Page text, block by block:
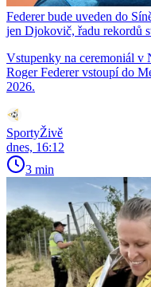
Federer bude uveden do
jen Djokovič, řadu rekordů
Vstupenky na ceremoniál v
Roger Federer vstoupí do
2026.
SportyŽivě
dnes, 16:12
3 min